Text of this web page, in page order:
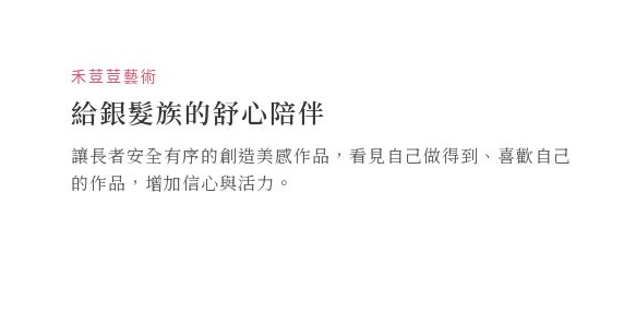
禾荳荳藝術
給銀髮族的舒心陪伴
讓長者安全有序的創造美感作品，看見自己做得到、喜歡自己
的作品，增加信心與活力。